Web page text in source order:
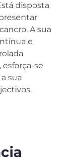
disposta
A sua
e
se
sua